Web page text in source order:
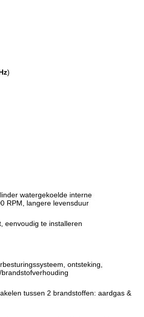
)
watergekoelde interne
RPM, langere levensduur
eenvoudig te installeren
ontsteking,
tussen 2 brandstoffen: aardgas &